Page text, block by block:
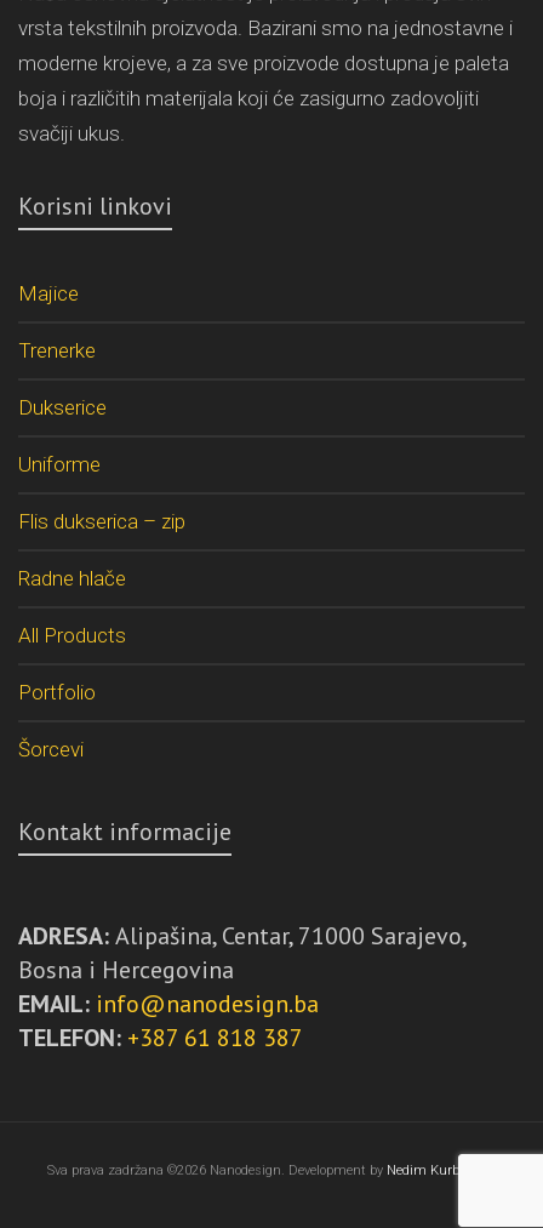
vrsta tekstilnih proizvoda. Bazirani smo na jednostavne i
moderne krojeve, a za sve proizvode dostupna je paleta
boja i različitih materijala koji će zasigurno zadovoljiti
svačiji ukus.
Korisni linkovi
Majice
Trenerke
Dukserice
Uniforme
Flis dukserica – zip
Radne hlače
All Products
Portfolio
Šorcevi
Kontakt informacije
ADRESA:Alipašina, Centar, 71000 Sarajevo,
Bosna i Hercegovina
EMAIL: info@nanodesign.ba
TELEFON: +387 61 818 387
Sva prava zadržana ©2026 Nanodesign. Development by Nedim Kurbegović